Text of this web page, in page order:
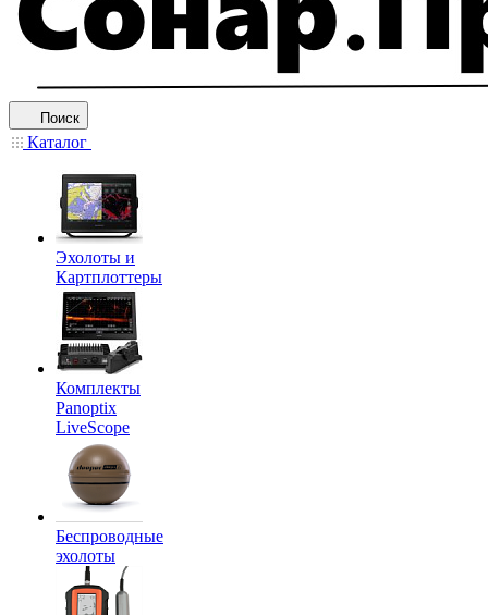
Поиск
Каталог
Эхолоты и
Картплоттеры
Комплекты
Panoptix
LiveScope
Беспроводные
эхолоты